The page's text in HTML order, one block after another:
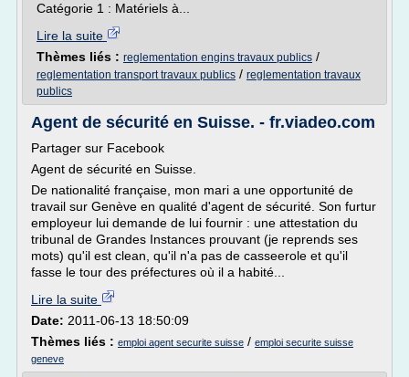
Catégorie 1 : Matériels à...
Lire la suite
Thèmes liés : reglementation engins travaux publics /
reglementation transport travaux publics / reglementation travaux
publics
Agent de sécurité en Suisse. - fr.viadeo.com
Partager sur Facebook
Agent de sécurité en Suisse.
De nationalité française, mon mari a une opportunité de
travail sur Genève en qualité d'agent de sécurité. Son furtur
employeur lui demande de lui fournir : une attestation du
tribunal de Grandes Instances prouvant (je reprends ses
mots) qu'il est clean, qu'il n'a pas de casseerole et qu'il
fasse le tour des préfectures où il a habité...
Lire la suite
Date: 2011-06-13 18:50:09
Thèmes liés : emploi agent securite suisse / emploi securite suisse
geneve